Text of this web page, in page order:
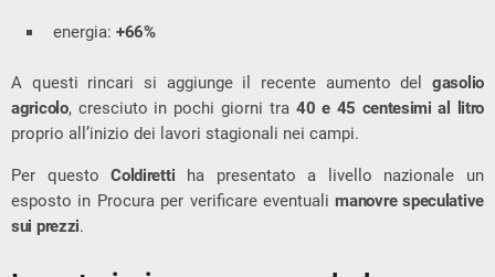
energia: +66%
A questi rincari si aggiunge il recente aumento delgasolio
agricolo, cresciuto in pochi giorni tra40 e 45 centesimi al litro
proprio all’inizio dei lavori stagionali nei campi.
Per questoColdiretti ha presentato a livello nazionale un
esposto in Procura per verificare eventualimanovre speculative
sui prezzi.